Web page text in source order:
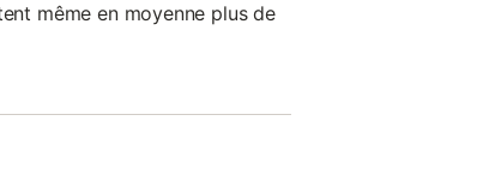
même en moyenne plus de